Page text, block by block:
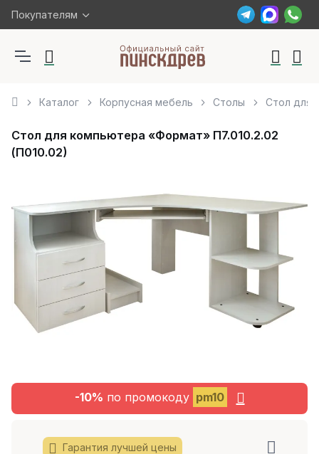
Покупателям
Каталог Корпусная мебель Столы Стол для
Стол для компьютера «Формат» П7.010.2.02
(П010.02)
-10% по промокоду pm10
Гарантия лучшей цены